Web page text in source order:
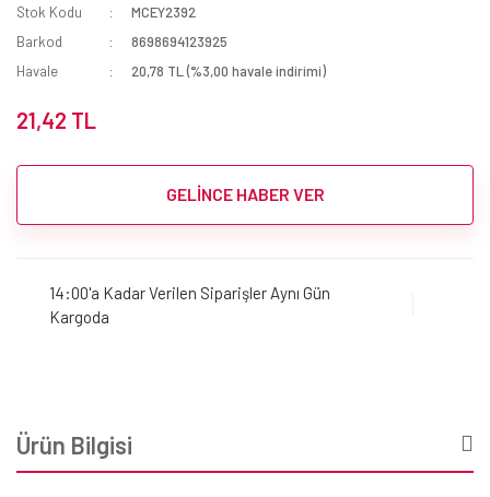
Stok Kodu
MCEY2392
Barkod
8698694123925
Havale
20,78 TL (%3,00 havale indirimi)
21,42 TL
GELİNCE HABER VER
14:00'a Kadar Verilen Siparişler Aynı Gün
Kargoda
Ürün Bilgisi